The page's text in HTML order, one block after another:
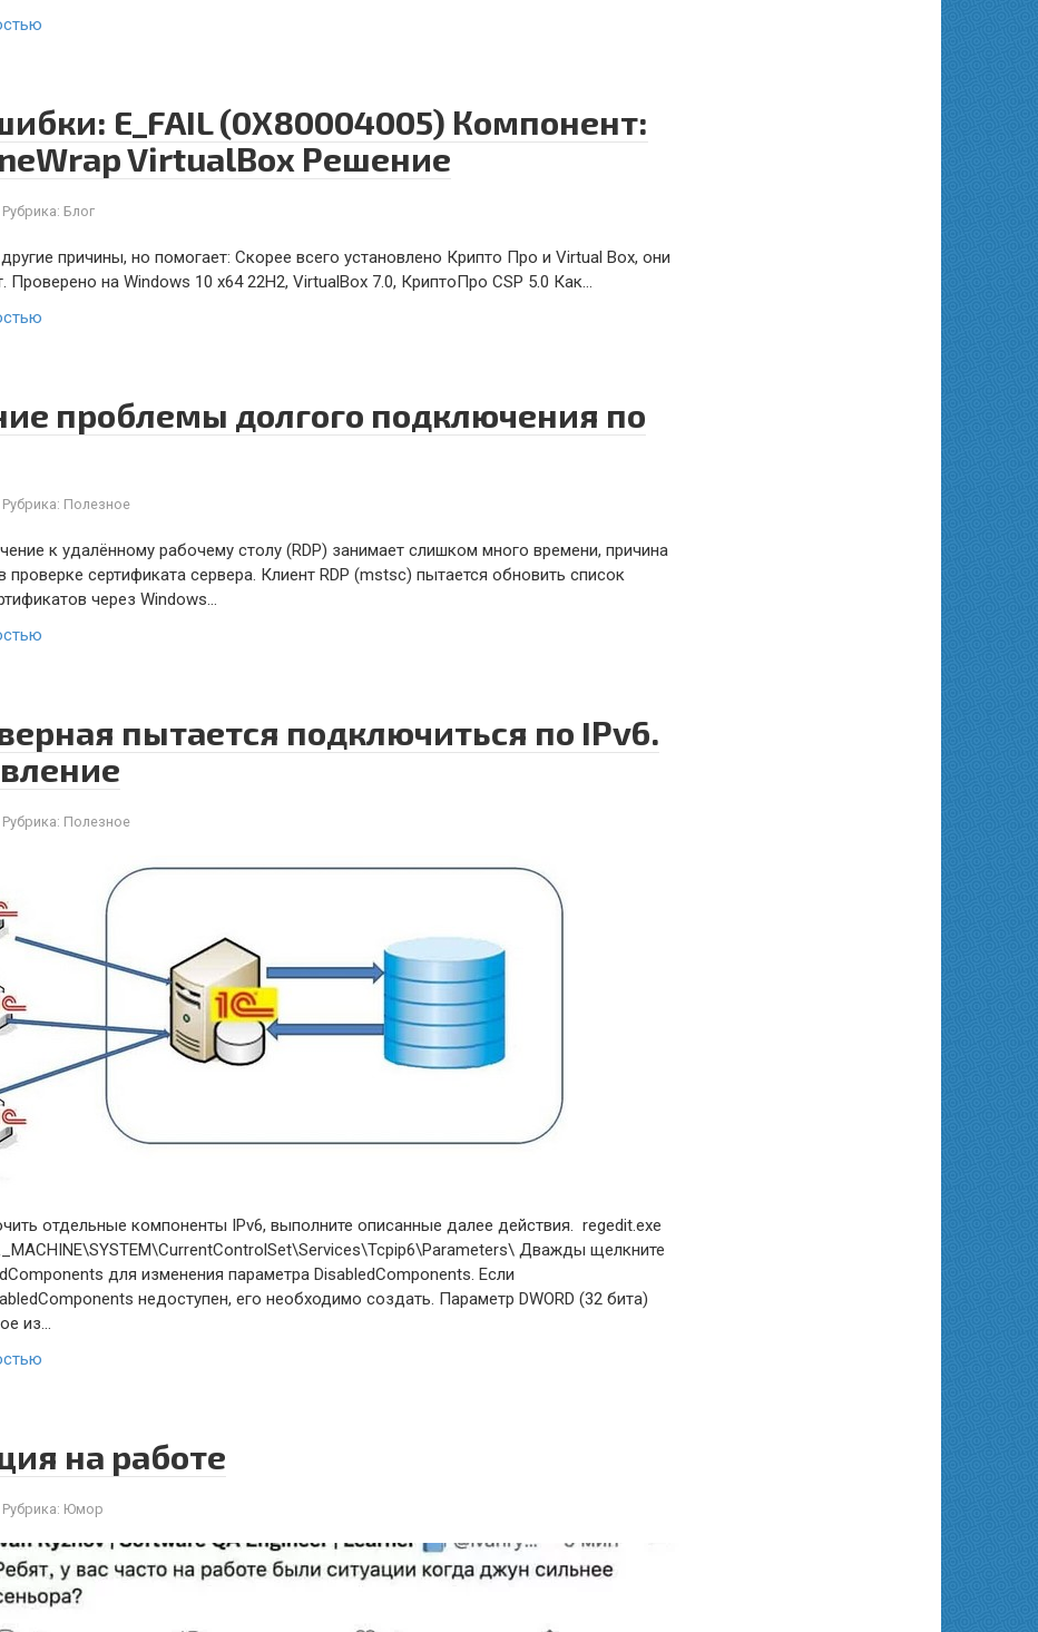
E_FAIL (0X80004005) Компонент:
VirtualBox Решение
Рубрика: Блог
причины, но помогает: Скорее всего установлено Крипто Про и Virtual Box, они
Проверено на Windows 10 x64 22H2, VirtualBox 7.0, КриптоПро CSP 5.0 Как…
проблемы долгого подключения по
Рубрика: Полезное
к удалённому рабочему столу (RDP) занимает слишком много времени, причина
сертификата сервера. Клиент RDP (mstsc) пытается обновить список
через Windows…
пытается подключиться по IPv6.
Рубрика: Полезное
отдельные компоненты IPv6, выполните описанные далее действия. regedit.exe
Дважды щелкните
для изменения параметра DisabledComponents. Если
недоступен, его необходимо создать. Параметр DWORD (32 бита)
из…
на работе
Рубрика: Юмор